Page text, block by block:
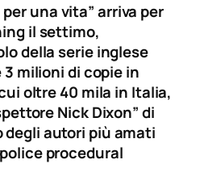
una vita” arriva per
il settimo,
della serie inglese
milioni di copie in
oltre 40 mila in Italia,
Nick Dixon” di
degli autori più amati
procedural